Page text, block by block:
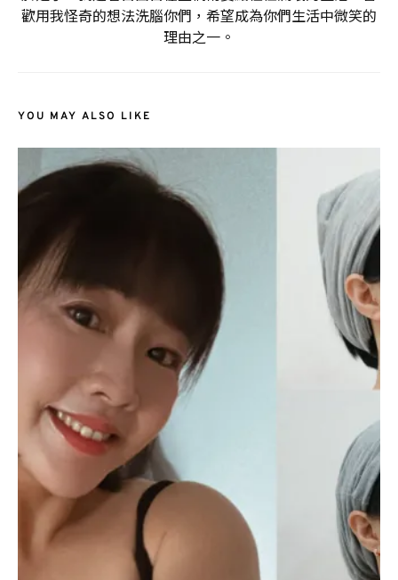
歡用我怪奇的想法洗腦你們，希望成為你們生活中微笑的
理由之一。
YOU MAY ALSO LIKE